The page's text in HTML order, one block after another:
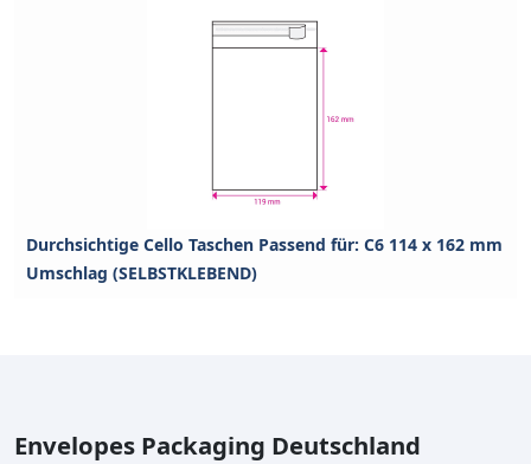
Durchsichtige Cello Taschen Passend für: C6 114 x 162 mm
Umschlag (SELBSTKLEBEND)
Envelopes Packaging Deutschland